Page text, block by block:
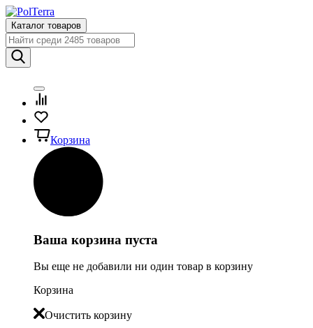
Каталог товаров
Корзина
Ваша корзина пуста
Вы еще не добавили ни один товар в корзину
Корзина
Очистить корзину